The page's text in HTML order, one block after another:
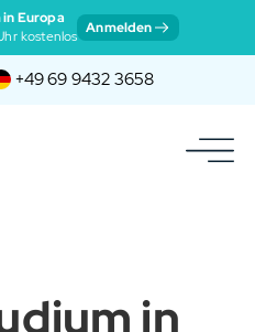
Europa
kostenlos Anmelden
+49 69 9432 3658
in